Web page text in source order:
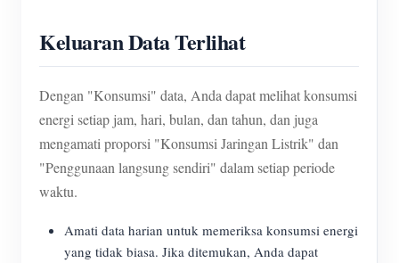
Keluaran Data Terlihat
Dengan "Konsumsi" data, Anda dapat melihat konsumsi
energi setiap jam, hari, bulan, dan tahun, dan juga
mengamati proporsi "Konsumsi Jaringan Listrik" dan
"Penggunaan langsung sendiri" dalam setiap periode
waktu.
Amati data harian untuk memeriksa konsumsi energi
yang tidak biasa. Jika ditemukan, Anda dapat